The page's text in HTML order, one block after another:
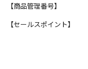
【商品管理番号】
【セールスポイント】